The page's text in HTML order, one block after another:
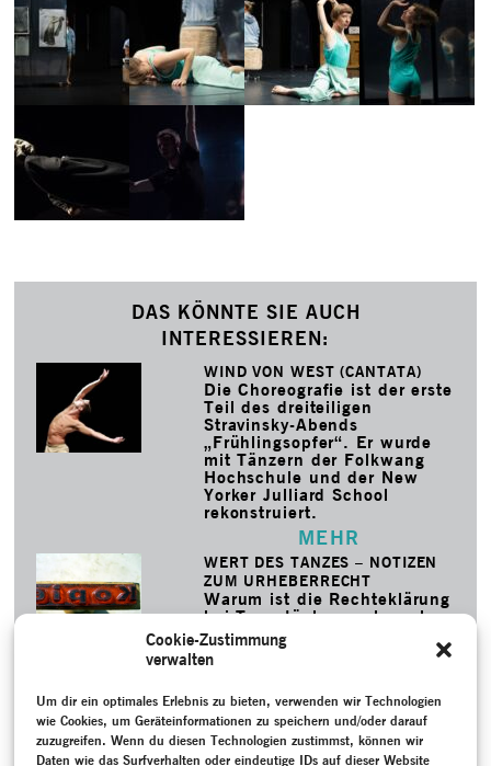
Cookie-Zustimmung
verwalten
Um dir ein optimales Erlebnis zu bieten, verwenden wir Technologien
wie Cookies, um Geräteinformationen zu speichern und/oder darauf
zuzugreifen. Wenn du diesen Technologien zustimmst, können wir
Daten wie das Surfverhalten oder eindeutige IDs auf dieser Website
DAS KÖNNTE SIE AUCH
INTERESSIEREN:
WIND VON WEST (CANTATA)
Die Choreografie ist der erste
Teil des dreiteiligen
Stravinsky-Abends
„Frühlingsopfer“. Er wurde
mit Tänzern der Folkwang
Hochschule und der New
Yorker Julliard School
rekonstruiert.
MEHR
WERT DES TANZES – NOTIZEN
ZUM URHEBERRECHT
Warum ist die Rechteklärung
bei Tanzstücken so komplex
und warum gibt es keine
Verwertungsgesellschaft für
Choreograf:innen?
Ritter und Anwalt Rupert
Vogel über das deutsche
Urheberrecht.